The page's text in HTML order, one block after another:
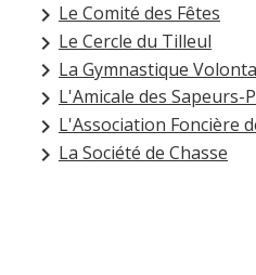
keyboard_arrow_right Le Comité des Fêtes
keyboard_arrow_right Le Cercle du Tilleul
keyboard_arrow_right La Gymnastique
keyboard_arrow_right L'Amicale des Sapeurs-
keyboard_arrow_right L'Association Foncière
keyboard_arrow_right La Société de Chasse